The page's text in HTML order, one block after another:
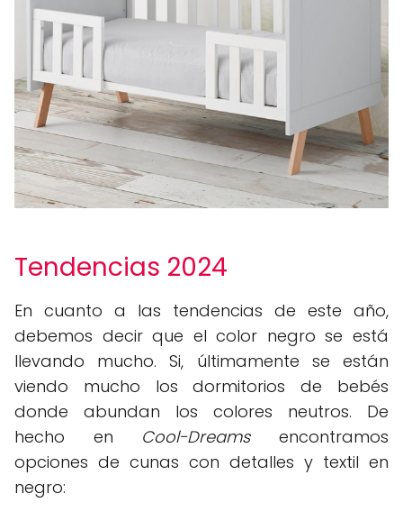
Tendencias 2024
En cuanto a las tendencias de este año,
debemos decir que el color negro se está
llevando mucho. Si, últimamente se están
viendo mucho los dormitorios de bebés
donde abundan los colores neutros. De
hecho en Cool-Dreamsencontramos
opciones de cunas con detalles y textil en
negro: